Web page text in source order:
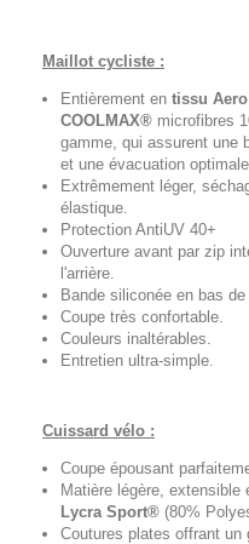
Maillot cycliste :
Entièrement en tissu
COOLMAX® microfibres
gamme, qui assurent une
et une évacuation
Extrêmement léger,
élastique.
Protection AntiUV 40+
Ouverture avant par zip
l'arrière.
Bande siliconée en bas
Coupe très confortable.
Couleurs inaltérables.
Entretien ultra-simple.
Cuissard vélo :
Coupe épousant
Matière légère,
Lycra Sport® (80%
Coutures plates offrant un